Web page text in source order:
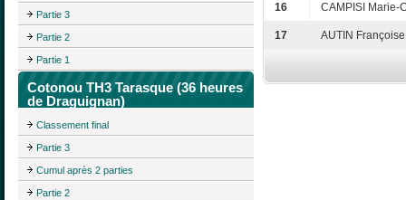
Partie 3
Partie 2
Partie 1
Cotonou TH3 Tarasque (36 heures
de Draguignan)
Classement final
Partie 3
Cumul après 2 parties
Partie 2
16 CAMPISI Marie-
17 AUTIN Françoise